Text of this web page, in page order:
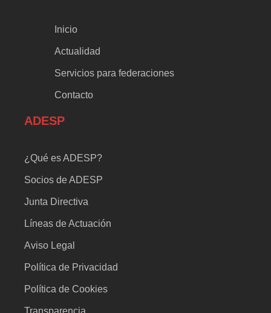
Inicio
Actualidad
Servicios para federaciones
Contacto
ADESP
¿Qué es ADESP?
Socios de ADESP
Junta Directiva
Líneas de Actuación
Aviso Legal
Política de Privacidad
Política de Cookies
Transparencia